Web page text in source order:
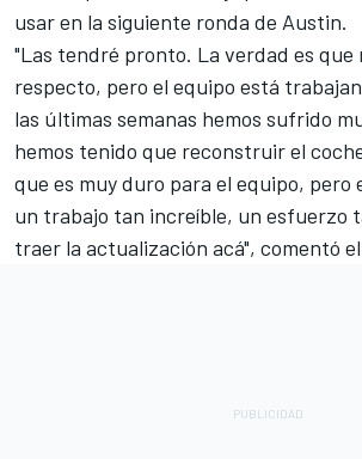
usar en la siguiente ronda de Austin.
"Las tendré pronto. La verdad es que
respecto, pero el equipo está
las últimas semanas hemos sufrido
hemos tenido que reconstruir el
que es muy duro para el equipo, pero
un trabajo tan increíble, un esfuerzo
traer la actualización acá", comentó